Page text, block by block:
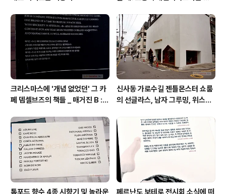
크리스마스에 '개념 없었던' 그 카
페 뎀셀브즈의 책들 _ 매거진 B :
커피
신사동 가로수길 젠틀몬스터 쇼룸
의 선글라스, 남자 그루밍, 위스키
톰포드 향수 4종 시향기 및 놀라운
페르난도 보테로 전시회 소식에 떠